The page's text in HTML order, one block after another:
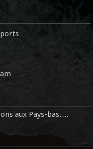
aux Pays-bas….